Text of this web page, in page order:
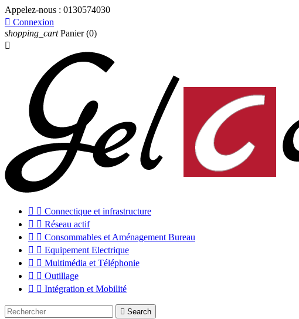
Appelez-nous : 0130574030
 Connexion
shopping_cart Panier (0)

  Connectique et infrastructure
  Réseau actif
  Consommables et Aménagement Bureau
  Equipement Electrique
  Multimédia et Téléphonie
  Outillage
  Intégration et Mobilité
 Search